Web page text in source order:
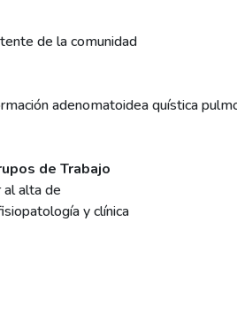
de la comunidad
adenomatoidea quística
de Trabajo
al alta de
y clínica